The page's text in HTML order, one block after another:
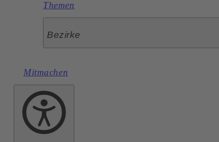
Themen
Bezirke
Mitmachen